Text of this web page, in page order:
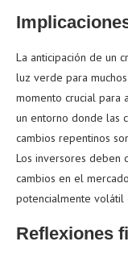
La anticipación de un
luz verde para
momento crucial para
un entorno donde las
cambios repentinos
Los inversores deben
cambios en el
potencialmente volátil
Reflexiones